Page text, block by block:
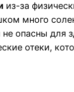
из-за
много
не опасны
отеки,